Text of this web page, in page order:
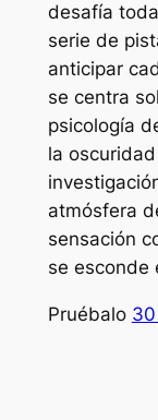
desafía
serie de
anticipar
se centra
psicología
la
atmósfera
sensación
se esconde
Pruébalo